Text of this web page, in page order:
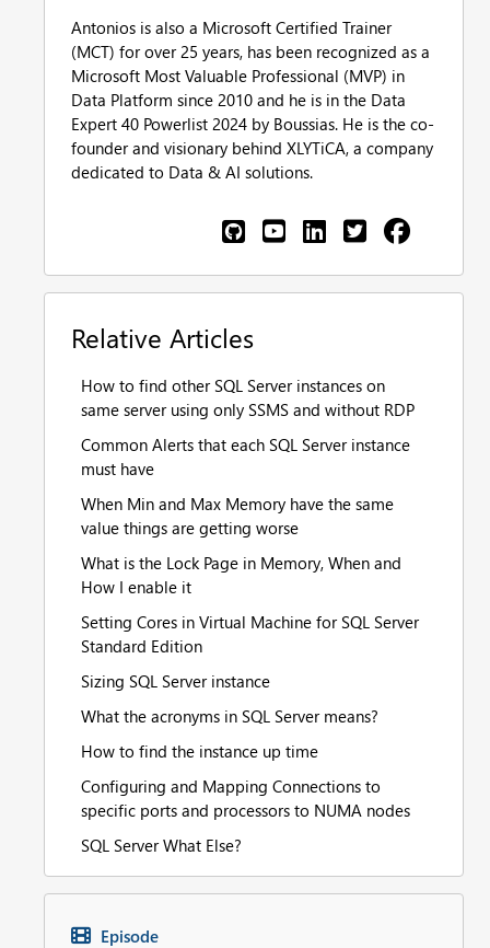
Antonios is also a Microsoft Certified Trainer
(MCT) for over 25 years, has been recognized as a
Microsoft Most Valuable Professional (MVP) in
Data Platform since 2010 and he is in the Data
Expert 40 Powerlist 2024 by Boussias. He is the co-
founder and visionary behind XLYTiCA, a company
dedicated to Data & AI solutions.
Relative Articles
How to find other SQL Server instances on
same server using only SSMS and without RDP
Common Alerts that each SQL Server instance
must have
When Min and Max Memory have the same
value things are getting worse
What is the Lock Page in Memory, When and
How I enable it
Setting Cores in Virtual Machine for SQL Server
Standard Edition
Sizing SQL Server instance
What the acronyms in SQL Server means?
How to find the instance up time
Configuring and Mapping Connections to
specific ports and processors to NUMA nodes
SQL Server What Else?
Episode